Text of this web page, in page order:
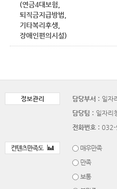
(연금4대보험,
퇴직금지급방법,
기타복리후생,
장애인편의시설)
정보관리 담당부서 : 일자
담당팀 : 일자리
전화번호 :
컨텐츠만족도
매우만족
만족
보통